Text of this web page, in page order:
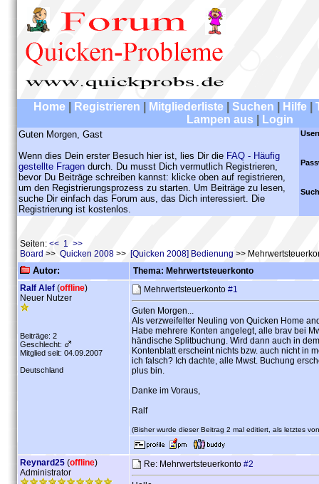
Home Registrieren Mitgliederliste Suchen Hilfe
Lampen aus
Login
Guten Morgen, Gast
Wenn dies Dein erster Besuch hier ist, lies Dir die FAQ - Häufig
gestellte Fragen durch. Du musst Dich vermutlich Registrieren,
bevor Du Beiträge schreiben kannst: klicke oben auf registrieren,
um den Registrierungsprozess zu starten. Um Beiträge zu lesen,
suche Dir einfach das Forum aus, das Dich interessiert. Die
Registrierung ist kostenlos.
Seiten: << 1 >>
Board >> Quicken 2008 >> [Quicken 2008] Bedienung >>
Autor:
Thema: Mehrwertsteuerkonto
Ralf Alef (offline)
Neuer Nutzer
Beiträge: 2
Geschlecht:
Mitglied seit: 04.09.2007
Deutschland
Mehrwertsteuerkonto #1
Guten Morgen...
Als verzweifelter Neuling von Quicken Home
Habe mehrere Konten angelegt, alle brav bei
händische Splitbuchung. Wird dann auch in
Kontenblatt erscheint nichts bzw. auch nicht in
ich falsch? Ich dachte, alle Mwst. Buchung
plus bin.
Danke im Voraus,
Ralf
(Bisher wurde dieser Beitrag 2 mal editiert, als letztes
Reynard25 (offline)
Administrator
Re: Mehrwertsteuerkonto #2